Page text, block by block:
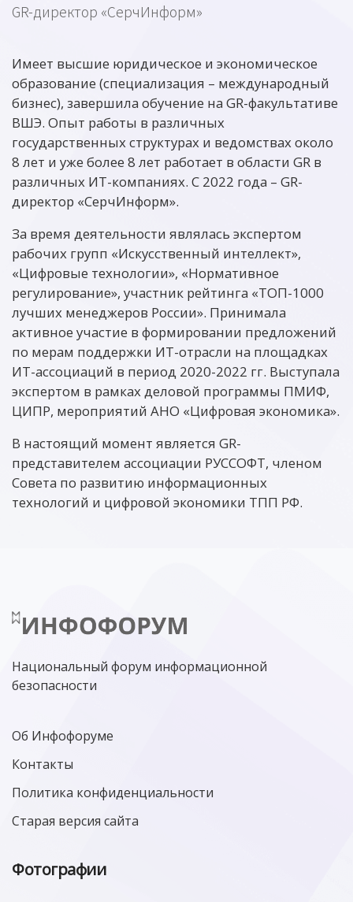
GR-директор «СерчИнформ»
Имеет высшие юридическое и экономическое
образование (специализация – международный
бизнес), завершила обучение на GR-факультативе
ВШЭ. Опыт работы в различных
государственных структурах и ведомствах около
8 лет и уже более 8 лет работает в области GR в
различных ИТ-компаниях. С 2022 года – GR-
директор «СерчИнформ».
За время деятельности являлась экспертом
рабочих групп «Искусственный интеллект»,
«Цифровые технологии», «Нормативное
регулирование», участник рейтинга «ТОП-1000
лучших менеджеров России». Принимала
активное участие в формировании предложений
по мерам поддержки ИТ-отрасли на площадках
ИТ-ассоциаций в период 2020-2022 гг. Выступала
экспертом в рамках деловой программы ПМИФ,
ЦИПР, мероприятий АНО «Цифровая экономика».
В настоящий момент является GR-
представителем ассоциации РУССОФТ, членом
Совета по развитию информационных
технологий и цифровой экономики ТПП РФ.
Национальный форум информационной
безопасности
Об Инфофоруме
Контакты
Политика конфиденциальности
Старая версия сайта
Фотографии